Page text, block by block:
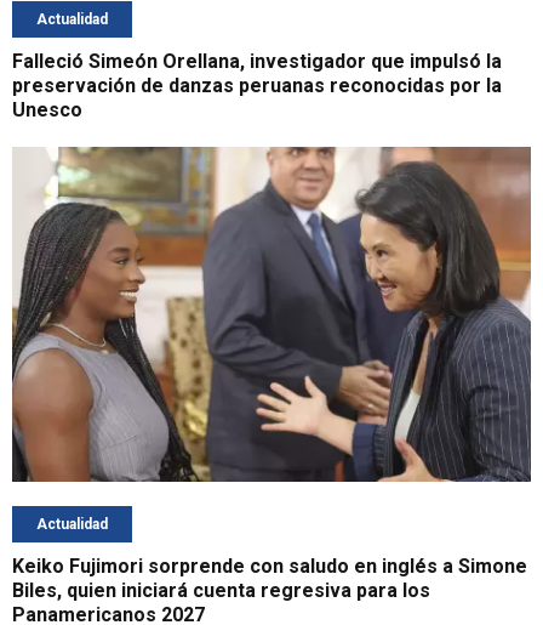
Actualidad
Falleció Simeón Orellana, investigador que impulsó la
preservación de danzas peruanas reconocidas por la
Unesco
Actualidad
Keiko Fujimori sorprende con saludo en inglés a Simone
Biles, quien iniciará cuenta regresiva para los
Panamericanos 2027